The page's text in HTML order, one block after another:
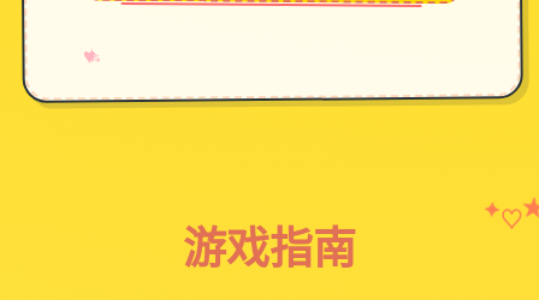
♥
✧
→
游戏指南
✦♡